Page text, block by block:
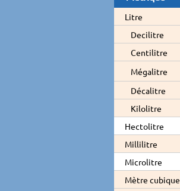
Litre
Decilitre
Centilitre
Mégalitre
Décalitre
Kilolitre
Hectolitre
Millilitre
Microlitre
Mètre cubique